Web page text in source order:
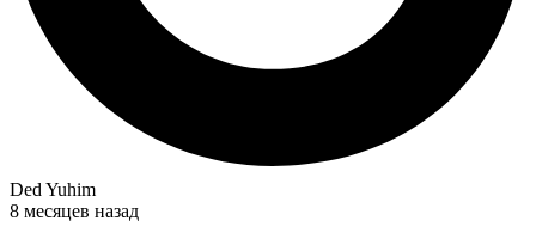
Ded Yuhim
8 месяцев назад